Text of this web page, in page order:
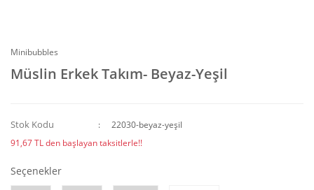
Minibubbles
Müslin Erkek Takım- Beyaz-Yeşil
Stok Kodu
22030-beyaz-yeşil
91,67 TL den başlayan taksitlerle!!
Seçenekler